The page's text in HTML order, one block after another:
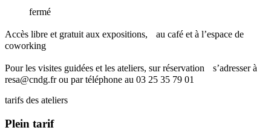
fermé
Accès libre et gratuit aux expositions, au café et à l’espace de
coworking
Pour les visites guidées et les ateliers, sur réservation s’adresser à
resa@cndg.fr ou par téléphone au 03 25 35 79 01
tarifs des ateliers
Plein tarif